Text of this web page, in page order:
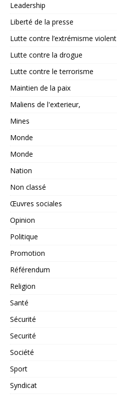
Leadership
Liberté de la presse
Lutte contre l’extrémisme violent
Lutte contre la drogue
Lutte contre le terrorisme
Maintien de la paix
Maliens de l'exterieur,
Mines
Monde
Monde
Nation
Non classé
Œuvres sociales
Opinion
Politique
Promotion
Référendum
Religion
Santé
Sécurité
Securité
Société
Sport
Syndicat